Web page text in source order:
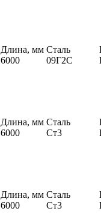
Длина, мм
6000
Сталь
09Г2С
Длина, мм
6000
Сталь
Ст3
Длина, мм
6000
Сталь
Ст3